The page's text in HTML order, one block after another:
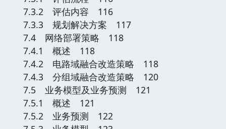
7.3.2 评估内容 116
7.3.3 规划解决方案 117
7.4 网络部署策略 118
7.4.1 概述 118
7.4.2 电路域融合改造策略 118
7.4.3 分组域融合改造策略 120
7.5 业务模型及业务预测 121
7.5.1 概述 121
7.5.2 业务预测 122